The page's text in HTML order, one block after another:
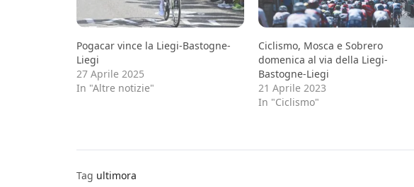
Pogacar vince la Liegi-Bastogne-
Liegi
27 Aprile 2025
In "Altre notizie"
Ciclismo, Mosca e Sobrero
domenica al via della Liegi-
Bastogne-Liegi
21 Aprile 2023
In "Ciclismo"
Tag ultimora